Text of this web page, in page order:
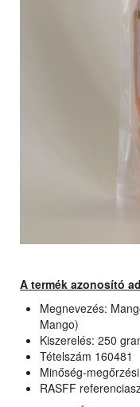
A termék azonosító
Megnevezés:
Mango)
Kiszerelés: 250
Tételszám 160481
Minőség-
RASFF